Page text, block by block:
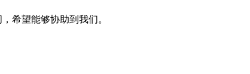
希望能够协助到我们。